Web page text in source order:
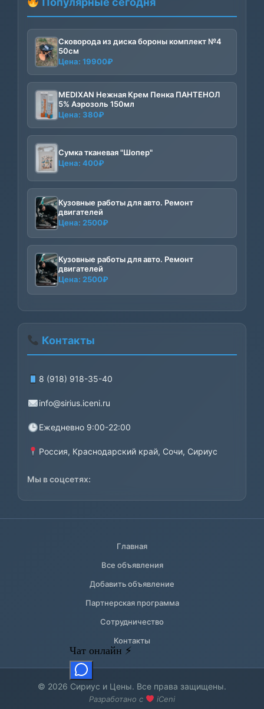
Сковорода из диска бороны комплект №4
50см
Цена: 19900₽
MEDIXAN Нежная Крем Пенка ПАНТЕНОЛ
5% Аэрозоль 150мл
Цена: 380₽
Сумка тканевая "Шопер"
Цена: 400₽
Кузовные работы для авто. Ремонт
двигателей
Цена: 2500₽
Кузовные работы для авто. Ремонт
двигателей
Цена: 2500₽
Контакты
8 (918) 918-35-40
info@sirius.iceni.ru
Ежедневно 9:00-22:00
Россия, Краснодарский край, Сочи, Сириус
Мы в соцсетях:
Главная
Все объявления
Добавить объявление
Партнерская программа
Сотрудничество
Контакты
© 2026 Сириус и Цены. Все права защищены.
Разработано с iCeni